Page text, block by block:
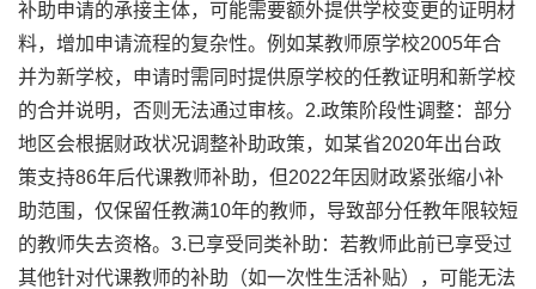
补助申请的承接主体，可能需要额外提供学校变更的证明材
料，增加申请流程的复杂性。例如某教师原学校2005年合
并为新学校，申请时需同时提供原学校的任教证明和新学校
的合并说明，否则无法通过审核。2.政策阶段性调整：部分
地区会根据财政状况调整补助政策，如某省2020年出台政
策支持86年后代课教师补助，但2022年因财政紧张缩小补
助范围，仅保留任教满10年的教师，导致部分任教年限较短
的教师失去资格。3.已享受同类补助：若教师此前已享受过
其他针对代课教师的补助（如一次性生活补贴），可能无法